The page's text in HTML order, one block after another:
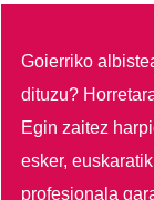
Goierriko
dituzu?
Egin zaitez
esker,
profesionala